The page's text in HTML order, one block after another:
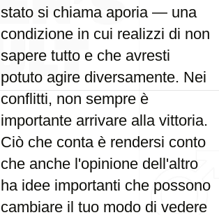
stato si chiama aporia — una
condizione in cui realizzi di non
sapere tutto e che avresti
potuto agire diversamente. Nei
conflitti, non sempre è
importante arrivare alla vittoria.
Ciò che conta è rendersi conto
che anche l'opinione dell'altro
ha idee importanti che possono
cambiare il tuo modo di vedere